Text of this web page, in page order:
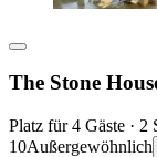
The Stone
Platz für 4 Gäste · 2
10Außergewöhnlich